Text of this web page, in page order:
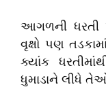
આગળની ધરતી
વૃક્ષો પણ
ક્યાંક
ધુમાડાને લીધે